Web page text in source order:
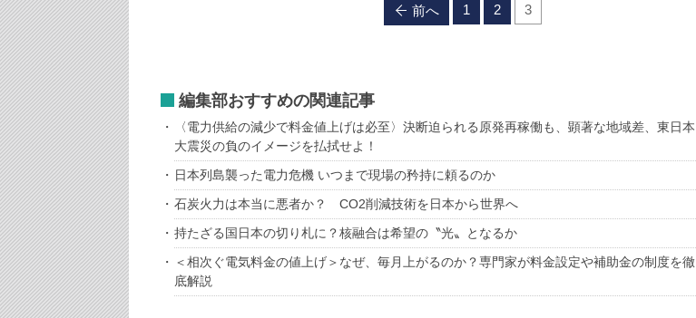
前へ 1 2 3
編集部おすすめの関連記事
〈電力供給の減少で料金値上げは必至〉決断迫られる原発再稼働も、顕著な地域差、東日本
大震災の負のイメージを払拭せよ！
日本列島襲った電力危機 いつまで現場の矜持に頼るのか
石炭火力は本当に悪者か？ CO2削減技術を日本から世界へ
持たざる国日本の切り札に？核融合は希望の〝光〟となるか
＜相次ぐ電気料金の値上げ＞なぜ、毎月上がるのか？専門家が料金設定や補助金の制度を徹
底解説